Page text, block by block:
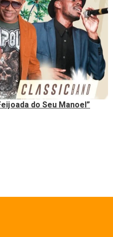
do Seu Manoel”